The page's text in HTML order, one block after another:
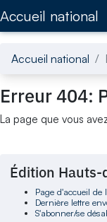
Accueil national
Accueil national
Erreur 404:
La page que vous
Édition Hauts-
Page d'accueil de
Dernière lettre
S'abonner/se